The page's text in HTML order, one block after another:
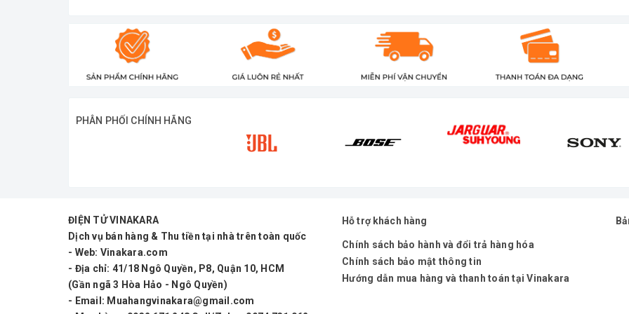
PHÂN PHỐI CHÍNH HÃNG
ĐIỆN TỬ VINAKARA
Dịch vụ bán hàng & Thu tiền tại nhà trên toàn quốc
- Web: Vinakara.com
- Địa chỉ: 41/18 Ngô Quyền, P8, Quận 10, HCM
(Gần ngã 3 Hòa Hảo - Ngô Quyền)
- Email: Muahangvinakara@gmail.com
Hỗ trợ khách hàng
Chính sách bảo hành và đổi trả hàng hóa
Chính sách bảo mật thông tin
Hướng dẫn mua hàng và thanh toán tại Vinakara